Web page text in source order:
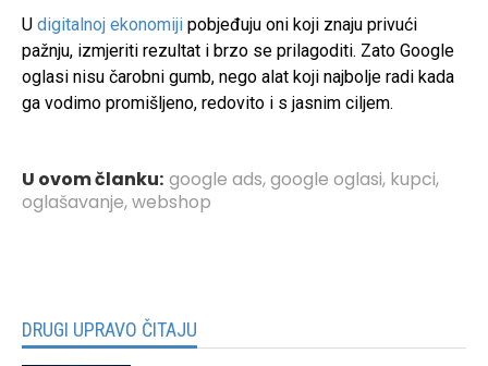
U digitalnoj ekonomiji pobjeđuju oni koji znaju privući
pažnju, izmjeriti rezultat i brzo se prilagoditi. Zato Google
oglasi nisu čarobni gumb, nego alat koji najbolje radi kada
ga vodimo promišljeno, redovito i s jasnim ciljem.
U ovom članku: google ads,google oglasi, kupci,
oglašavanje,webshop
DRUGI UPRAVO ČITAJU